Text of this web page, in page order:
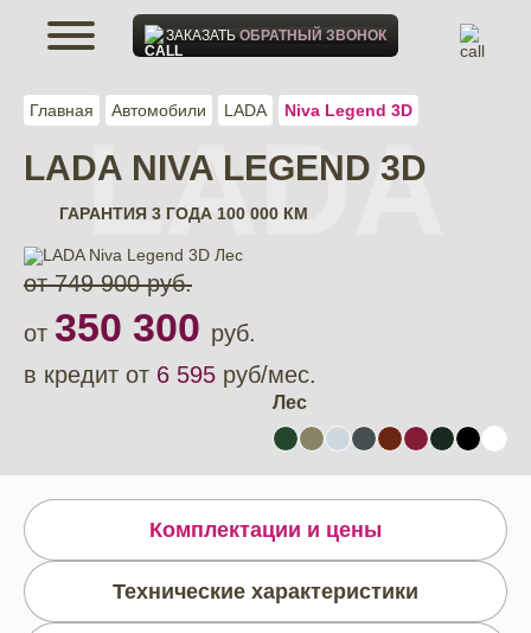
Главная Автомобили LADA Niva Legend 3D
LADA
LADA NIVA LEGEND 3D
ГАРАНТИЯ 3 ГОДА 100 000 КМ
от 749 900 руб.
от 350 300 руб.
в кредит от 6 595 руб/мес.
Лес
Комплектации и цены
Технические характеристики
ЗАКАЗАТЬОБРАТНЫЙ ЗВОНОК